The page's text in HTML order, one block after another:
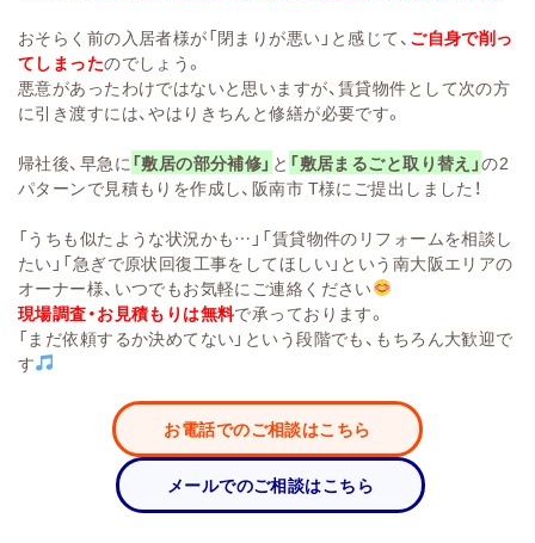
おそら く前の入居者様が「閉 まりが悪い」と感じて、 ご自身で削っ
てしまったのでしょう。
悪意があったわけではないと 思いますが、賃貸物件とし て次の方
に引き渡すに は、やはりきちんと修繕が必要です。
帰社後、早急 に 「敷居の部分補修」 と 「敷居まるごと取り替え」の2
パターンで見積もりを作成し、阪南市 T様にご提出しました！
「うちも似たような状況かも…」「賃貸物件のリフォームを相談し
たい」「急ぎで原状回復工事をしてほしい」という南大阪エリアの
オーナー様、いつでもお気軽にご連絡ください
現場調査・お見積もりは無料で承っております。
「まだ依頼するか決めてない」という段階でも、もちろん大歓迎で
す
お電話でのご相談はこちら
メールでのご相談はこちら